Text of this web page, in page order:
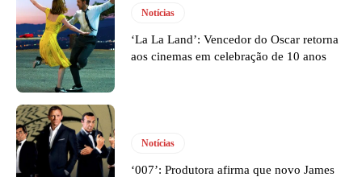
Notícias
‘La La Land’: Vencedor do Oscar retorna
aos cinemas em celebração de 10 anos
Notícias
‘007’: Produtora afirma que novo James